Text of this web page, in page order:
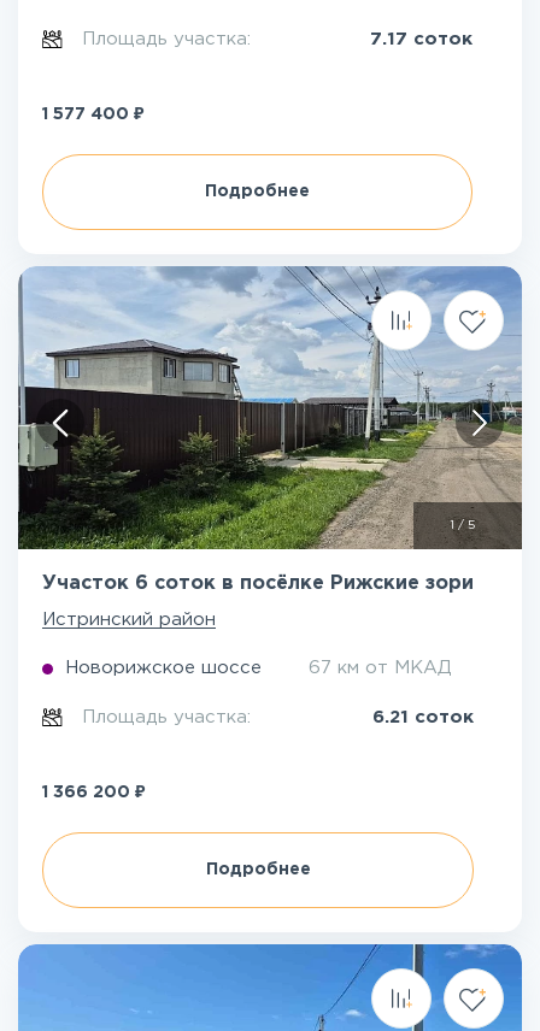
Площадь участка: 7.17 соток
1 577 400 ₽
Подробнее
1 / 5
Участок 6 соток в посёлке Рижские зори
Истринский район
Новорижское шоссе 67 км от МКАД
Площадь участка: 6.21 соток
1 366 200 ₽
Подробнее